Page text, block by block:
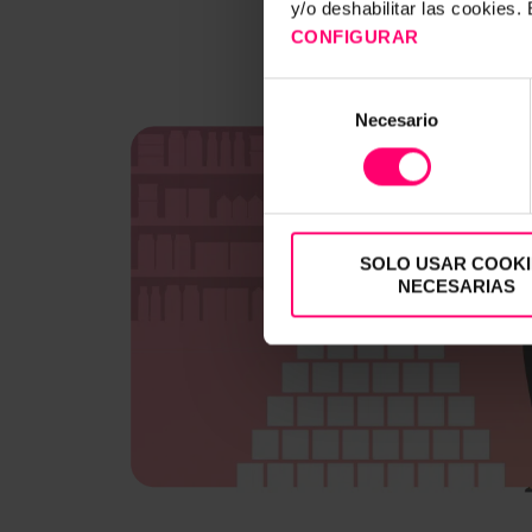
y/o deshabilitar las cookies.
CONFIGURAR
consentimiento
Necesario
SOLO USAR
NECESARIAS